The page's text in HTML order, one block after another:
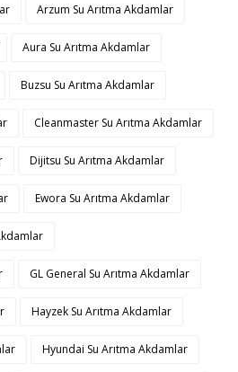
Arzum Su Arıtma Akdamlar
Aura Su Arıtma Akdamlar
Buzsu Su Arıtma Akdamlar
Cleanmaster Su Arıtma Akdamlar
Dijitsu Su Arıtma Akdamlar
Ewora Su Arıtma Akdamlar
GL General Su Arıtma Akdamlar
Hayzek Su Arıtma Akdamlar
Hyundai Su Arıtma Akdamlar